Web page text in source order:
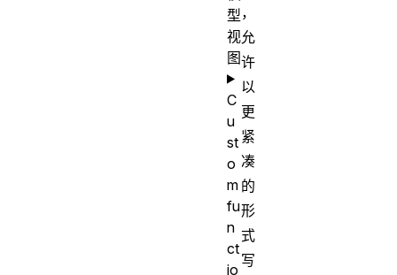
，
允
许
以
更
紧
凑
的
形
式
写
型
视
图
C
u
st
o
m
fu
n
ct
io